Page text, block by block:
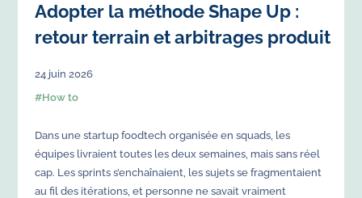
Adopter la méthode Shape Up :
retour terrain et arbitrages produit
24 juin 2026
#How to
Dans une startup foodtech organisée en squads, les
équipes livraient toutes les deux semaines, mais sans réel
cap. Les sprints s’enchaînaient, les sujets se fragmentaient
au fil des itérations, et personne ne savait vraiment